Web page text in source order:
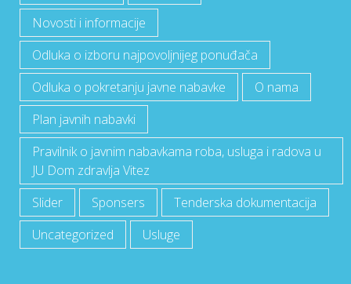
Novosti i informacije
Odluka o izboru najpovoljnijeg ponuđača
Odluka o pokretanju javne nabavke
O nama
Plan javnih nabavki
Pravilnik o javnim nabavkama roba, usluga i radova u
JU Dom zdravlja Vitez
Slider
Sponsers
Tenderska dokumentacija
Uncategorized
Usluge